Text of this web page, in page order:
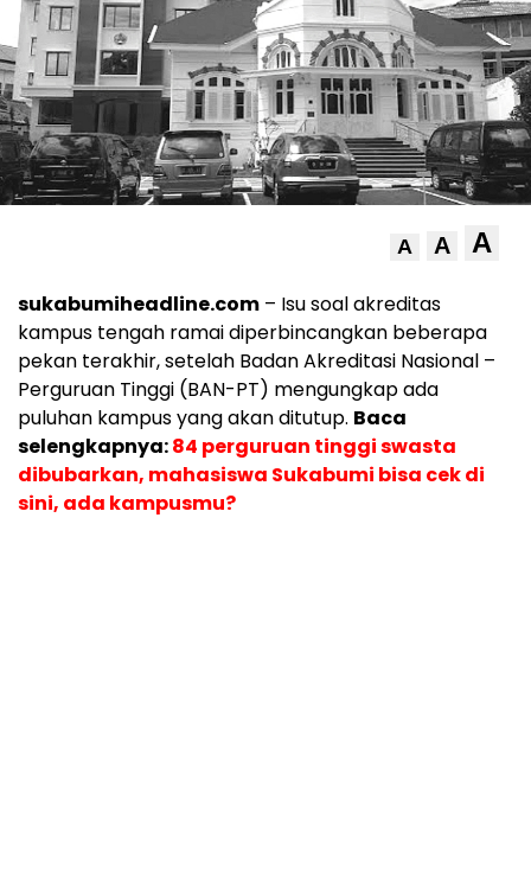
A A A
sukabumiheadline.com – Isu soal akreditas
kampus tengah ramai diperbincangkan beberapa
pekan terakhir, setelah Badan Akreditasi Nasional –
Perguruan Tinggi (BAN-PT) mengungkap ada
puluhan kampus yang akan ditutup. Baca
selengkapnya:84 perguruan tinggi swasta
dibubarkan, mahasiswa Sukabumi bisa cek di
sini, ada kampusmu?